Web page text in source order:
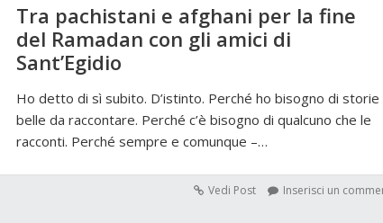
Tra pachistani e afghani per la fine
del Ramadan con gli amici di
Sant’Egidio
Ho detto di sì subito. D’istinto. Perché ho bisogno di storie
belle da raccontare. Perché c’è bisogno di qualcuno che le
racconti. Perché sempre e comunque –…
Vedi Post Inserisci un